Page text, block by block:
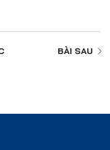
BÀI SAU